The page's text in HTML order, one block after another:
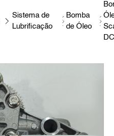
Sistema de
Lubrificação
Bomba
de Óleo